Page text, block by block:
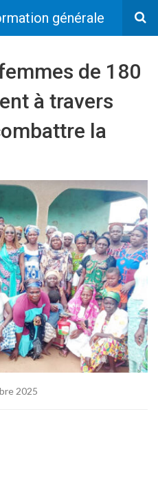
générale
de 180
à travers
la
2025